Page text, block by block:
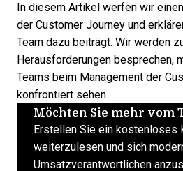
In diesem Artikel werfen wir
der Customer Journey und
Team dazu beiträgt. Wir werden
Herausforderungen besprechen,
Teams beim Management der
konfrontiert sehen.
Möchten Sie mehr vom
Erstellen Sie ein kostenloses
weiterzulesen und sich
Umsatzverantwortlichen